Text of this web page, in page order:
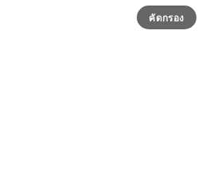
ราคา
ต่ำ
สุด
ราคา
สูงสุดคัดกรอง